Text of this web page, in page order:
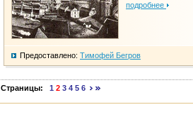
подробнее
Предоставлено: Тимофей Бегров
Страницы: 1 2 3 4 5 6